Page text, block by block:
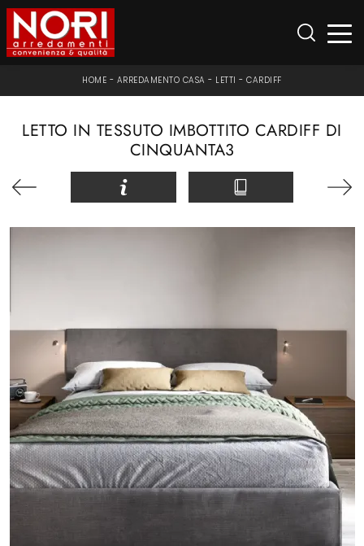
HOME - ARREDAMENTO CASA - LETTI -CARDIFF
LETTO IN TESSUTO IMBOTTITO CARDIFF DI
CINQUANTA3